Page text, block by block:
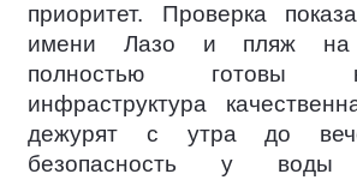
приоритет. Проверка
имени Лазо и пляж на
полностью готовы
инфраструктура
дежурят с утра до
безопасность у воды